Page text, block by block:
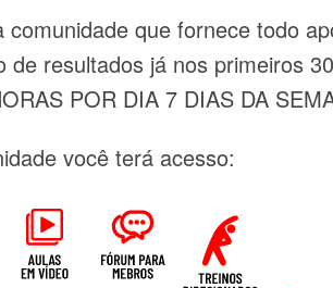
que fornece todo
de resultados já nos primeiros
POR DIA 7 DIAS DA
você terá acesso: